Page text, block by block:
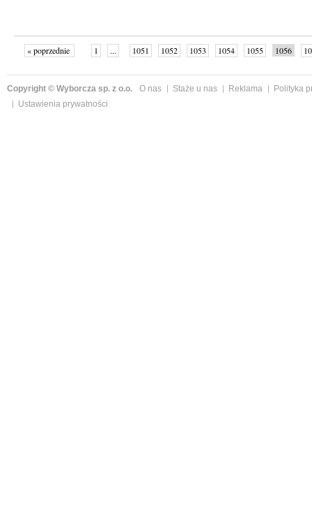
« poprzednie 1 ... 1051 1052 1053 1054 1055 1056
Copyright © Wyborcza sp. z o.o. O nas Staże u nas Reklama
Polityka
Ustawienia prywatności